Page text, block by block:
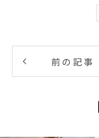
前の記事